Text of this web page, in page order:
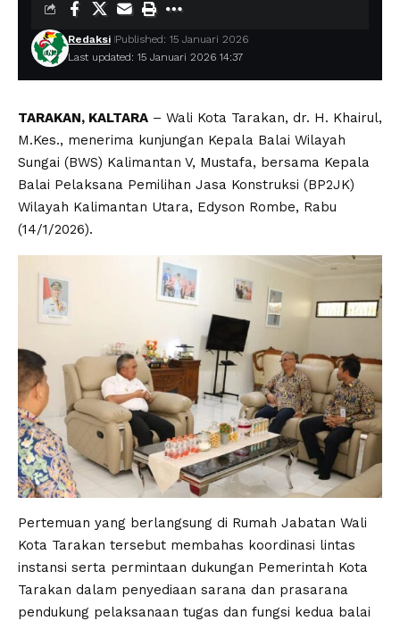
Last updated: 15 Januari 2026 14:37
Redaksi Published: 15 Januari 2026
TARAKAN, KALTARA – Wali Kota Tarakan, dr. H. Khairul,
M.Kes., menerima kunjungan Kepala Balai Wilayah
Sungai (BWS) Kalimantan V, Mustafa, bersama Kepala
Balai Pelaksana Pemilihan Jasa Konstruksi (BP2JK)
Wilayah Kalimantan Utara, Edyson Rombe, Rabu
(14/1/2026).
Pertemuan yang berlangsung di Rumah Jabatan Wali
Kota Tarakan tersebut membahas koordinasi lintas
instansi serta permintaan dukungan Pemerintah Kota
Tarakan dalam penyediaan sarana dan prasarana
pendukung pelaksanaan tugas dan fungsi kedua balai